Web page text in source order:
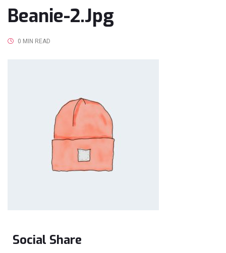
Beanie-2.jpg
0 MIN READ
Social Share